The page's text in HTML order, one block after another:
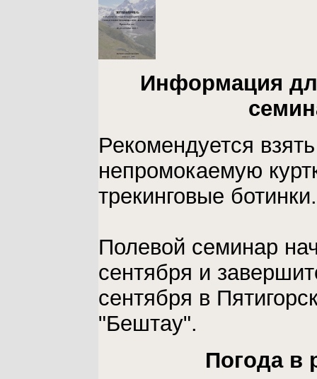
Информация
Рекомендуется
непромокаемую
трекинговые ботинки.
Полевой семинар
сентября и
сентября в
"Бештау".
Погода в